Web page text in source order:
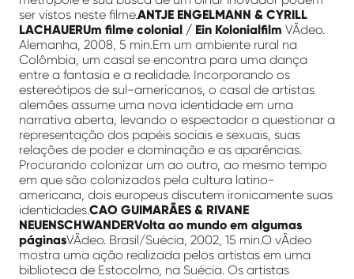
ser vistos neste filme.ANTJE ENGELMANN & CYRILL
LACHAUERUm filme colonial / Ein Kolonialfilm VÃ­deo.
Alemanha, 2008, 5 min.Em um ambiente rural na
Colômbia, um casal se encontra para uma dança
entre a fantasia e a realidade. Incorporando os
estereótipos de sul-americanos, o casal de artistas
alemães assume uma nova identidade em uma
narrativa aberta, levando o espectador a questionar a
representação dos papéis sociais e sexuais, suas
relações de poder e dominação e as aparências.
Procurando colonizar um ao outro, ao mesmo tempo
em que são colonizados pela cultura latino-
americana, dois europeus discutem ironicamente suas
identidades.CAO GUIMARÃES & RIVANE
NEUENSCHWANDERVolta ao mundo em algumas
páginasVÃ­deo. Brasil/Suécia, 2002, 15 min.O vÃ­deo
mostra uma ação realizada pelos artistas em uma
biblioteca de Estocolmo, na Suécia. Os artistas